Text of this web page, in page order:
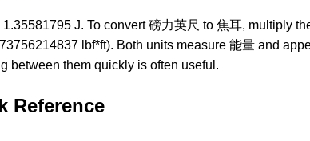
1.35581795 J. To convert 磅力英尺 to 焦耳, multiply
lbf*ft). Both units measure 能量 and
between them quickly is often useful.
Reference